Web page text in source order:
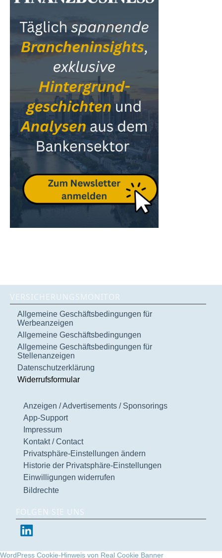
VERSICHERUNGSMONITOR
Allgemeine Geschäftsbedingungen für
Werbeanzeigen
Allgemeine Geschäftsbedingungen
Allgemeine Geschäftsbedingungen für
Stellenanzeigen
Datenschutzerklärung
Widerrufsformular
Anzeigen / Advertisements / Sponsorings
App-Support
Impressum
Kontakt / Contact
Privatsphäre-Einstellungen ändern
Historie der Privatsphäre-Einstellungen
Einwilligungen widerrufen
Bildrechte
FOLGEN SIE UNS
WordPress Cookie-Hinweis von Real Cookie Banner